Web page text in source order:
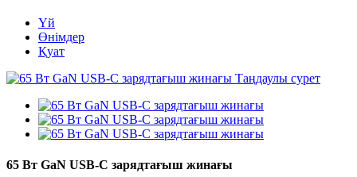
Үй
Өнімдер
Қуат
65 Вт GaN USB-C зарядтағыш жинағы